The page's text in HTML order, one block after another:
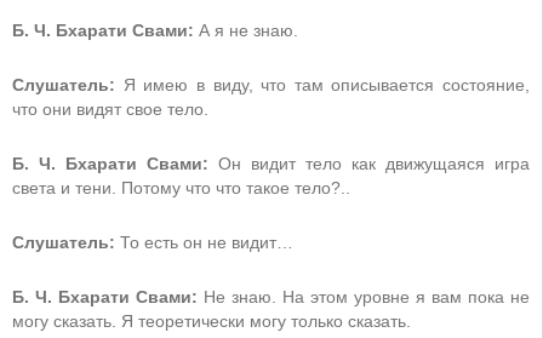
Б. Ч. Бхарати Свами: А я не знаю.
Слушатель: Я имею в виду, что там описывается состояние,
что они видят свое тело.
Б. Ч. Бхарати Свами: Он видит тело как движущаяся игра
света и тени. Потому что что такое тело?..
Слушатель: То есть он не видит…
Б. Ч. Бхарати Свами: Не знаю. На этом уровне я вам пока не
могу сказать. Я теоретически могу только сказать.